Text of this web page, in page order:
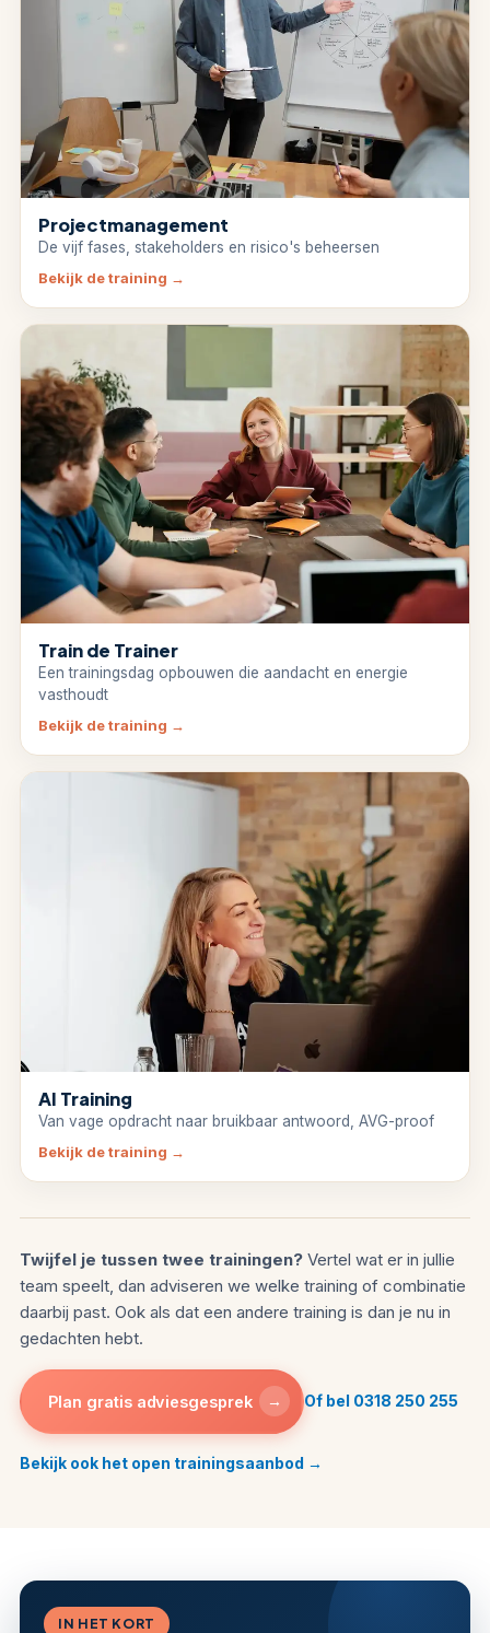
Projectmanagement
De vijf fases, stakeholders en risico's beheersen
Bekijk de training →
Train de Trainer
Een trainingsdag opbouwen die aandacht en energie
vasthoudt
Bekijk de training →
AI Training
Van vage opdracht naar bruikbaar antwoord, AVG-proof
Bekijk de training →
Twijfel je tussen twee trainingen? Vertel wat er in jullie
team speelt, dan adviseren we welke training of combinatie
daarbij past. Ook als dat een andere training is dan je nu in
gedachten hebt.
Plan gratis adviesgesprek → Of bel 0318 250 255
Bekijk ook het open trainingsaanbod →
IN HET KORT